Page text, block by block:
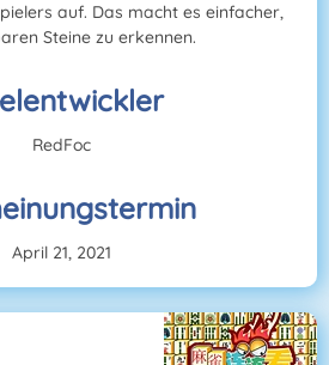
auf. Das macht es einfacher,
Steine zu erkennen.
RedFoc
April 21, 2021